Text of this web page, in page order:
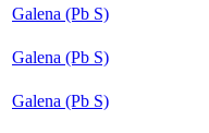
Galena (Pb S)
Galena (Pb S)
Galena (Pb S)